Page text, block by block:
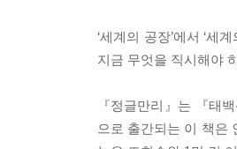
‘세계의 공장’에서 ‘세
지금 무엇을 직시해야
『정글만리』는 『태
으로 출간되는 이 책은